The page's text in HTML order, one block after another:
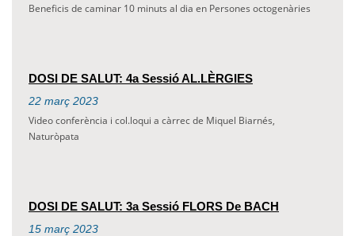
Beneficis de caminar 10 minuts al dia en Persones octogenàries
DOSI DE SALUT: 4a Sessió AL.LÈRGIES
22 març 2023
Video conferència i col.loqui a càrrec de Miquel Biarnés,
Naturòpata
DOSI DE SALUT: 3a Sessió FLORS De BACH
15 març 2023